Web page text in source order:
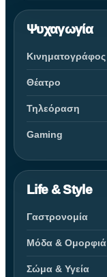
Ψυχαγωγία
Κινηματογράφος
Θέατρο
Τηλεόραση
Gaming
Life & Style
Γαστρονομία
Μόδα & Ομορφιά
Σώμα & Υγεία